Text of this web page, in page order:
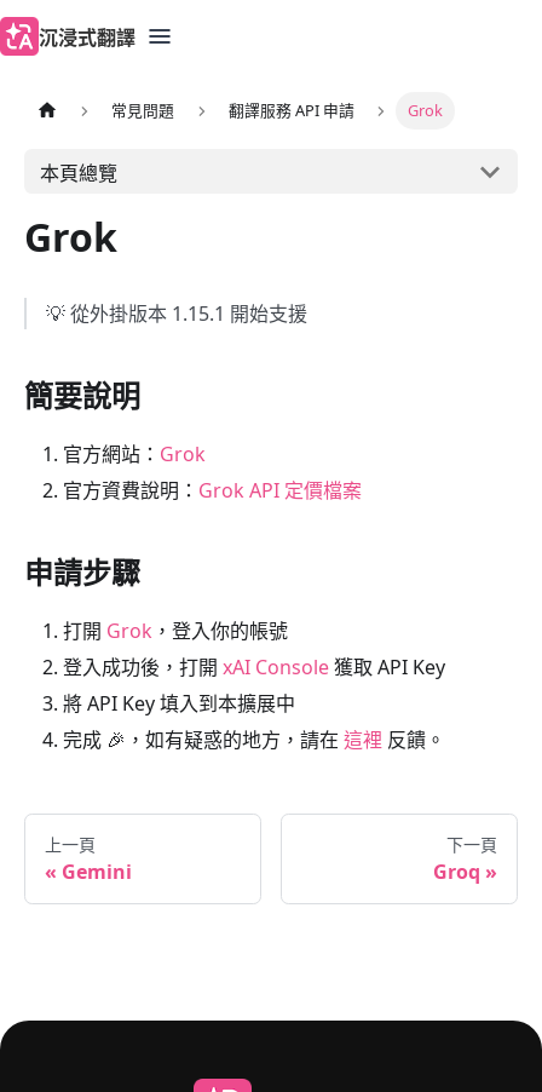
沉浸式翻譯
常見問題 翻譯服務 API 申請 Grok
本頁總覽
Grok
💡 從外掛版本 1.15.1 開始支援
簡要說明
官方網站： Grok
官方資費說明： Grok API 定價檔案
申請步驟
打開 Grok ，登入你的帳號
登入成功後，打開 xAI Console獲取 API Key
將 API Key 填入到本擴展中
完成 🎉，如有疑惑的地方，請在 這裡 反饋。
上一頁
Gemini
下一頁
Groq